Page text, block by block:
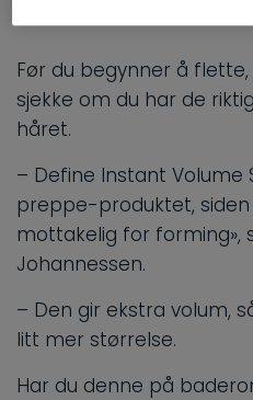
Før du begynner å
sjekke om du har de
håret.
– Define Instant
preppe-produktet,
mottakelig for forming»,
Johannessen.
– Den gir ekstra volum,
litt mer størrelse.
Har du denne på